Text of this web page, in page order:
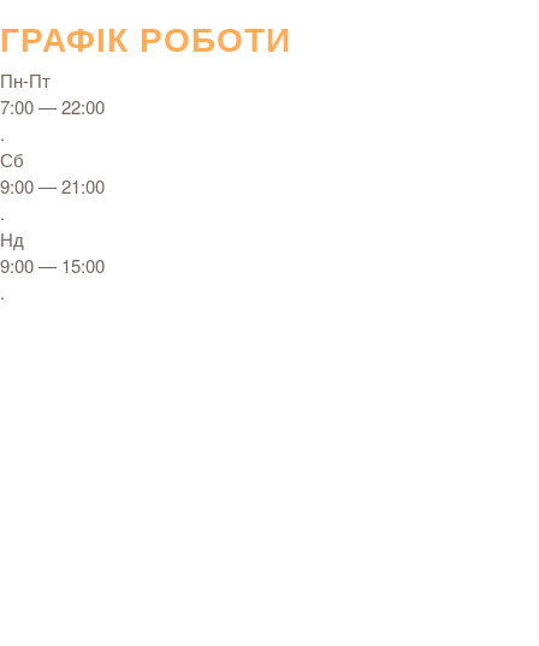
ГРАФІК РОБОТИ
Пн-Пт
7:00 — 22:00
.
Сб
9:00 — 21:00
.
Нд
9:00 — 15:00
.